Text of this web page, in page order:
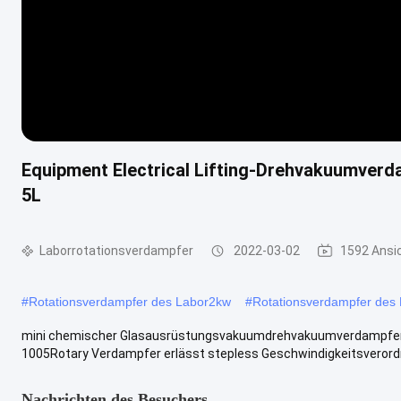
Equipment Electrical Lifting-
5L
Laborrotationsverdampfer 2022-03-02 1592
#Rotationsverdampfer des Labor2kw #Rotationsverdampfer des
mini chemischer
1005Rotary Verdampfer erlässt stepless